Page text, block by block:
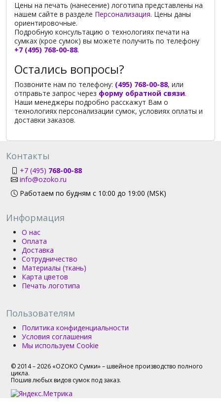
Цены на печать (нанесение) логотипа представлены на
нашем сайте в разделе Персонализация. Цены даны
ориентировочные.
Подробную консультацию о технологиях печати на
сумках (крое сумок) вы можете получить по телефону
+7 (495) 768-00-88.
Остались вопросы?
Позвоните нам по телефону: (495) 768-00-88, или
отправьте запрос через форму обратной связи.
Наши менеджеры подробно расскажут Вам о
технологиях персонализации сумок, условиях оплаты и
доставки заказов.
Контакты
+7 (495) 768-00-88
info@ozoko.ru
Работаем по будням с 10:00 до 19:00 (MSK)
Информация
О нас
Оплата
Доставка
Сотрудничество
Материалы (ткань)
Карта цветов
Печать логотипа
Пользователям
Политика конфиденциальности
Условия соглашения
Мы используем Cookie
© 2014 – 2026 «OZOKO Сумки» – швейное производство полного
цикла.
Пошив любых видов сумок под заказ.